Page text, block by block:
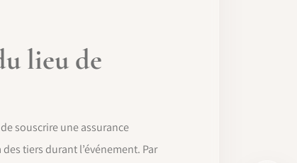
lieu de
souscrire une assurance
tiers durant l’événement. Par